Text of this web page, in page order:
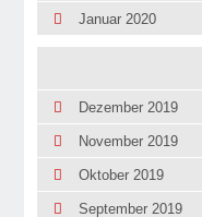
Januar 2020
Dezember 2019
November 2019
Oktober 2019
September 2019